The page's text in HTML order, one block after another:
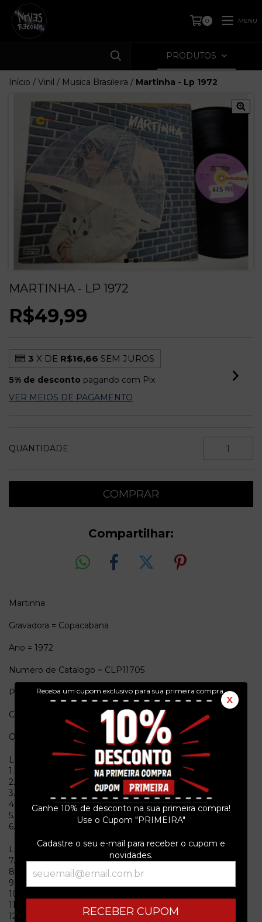
Receba um cupom exclusivo para sua primeira compra.
X
Ganhe 10% de desconto na sua primeira compra!
Use o Cupom "PRIMEIRA"
Cadastre o seu e-mail para receber o cupom e
novidades.
RECEBER CUPOM
0 MENU
PRODUTOS
Início / Vinil / Musica Brasileira / Martinha - Lp 1972
MARTINHA - LP 1972
R$49,99
3 X DE R$16,66 SEM JUROS
5% de desconto pagando com Pix
VER MEIOS DE PAGAMENTO
QUANTIDADE
Compartilhar:
Martinha
Gravadora = Copacabana
Ano = 1972
Numero de Catalogo = CLP11705
Pais de origem = Brasil
Conservação = Ex(Capa) / Ex(Vinil com adesivo no selo)
Obs. = Capa simples, sem encarte.
Lado A
1.Sua
2.Como Dizer? (Oh Babe What Would You Say)
3.Corrente Forte
4.A Canção Do Nosso Amor
5.Não Me Procures
6.Estrada Minha
Lado B
7.Olha
8.Whispering
9.Cantiga Nº 1
10.No Fim Do Corredor
11.Amanhecer
12.Come Le Viole